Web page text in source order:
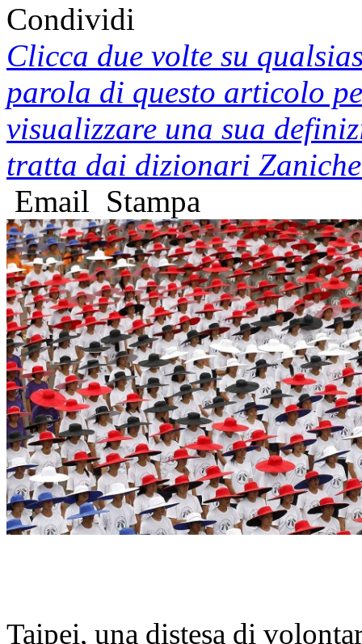
Condividi
Clicca due volte su
parola di questo articolo
visualizzare una sua
tratta dai dizionari
Email Stampa
Taipei, una distesa di